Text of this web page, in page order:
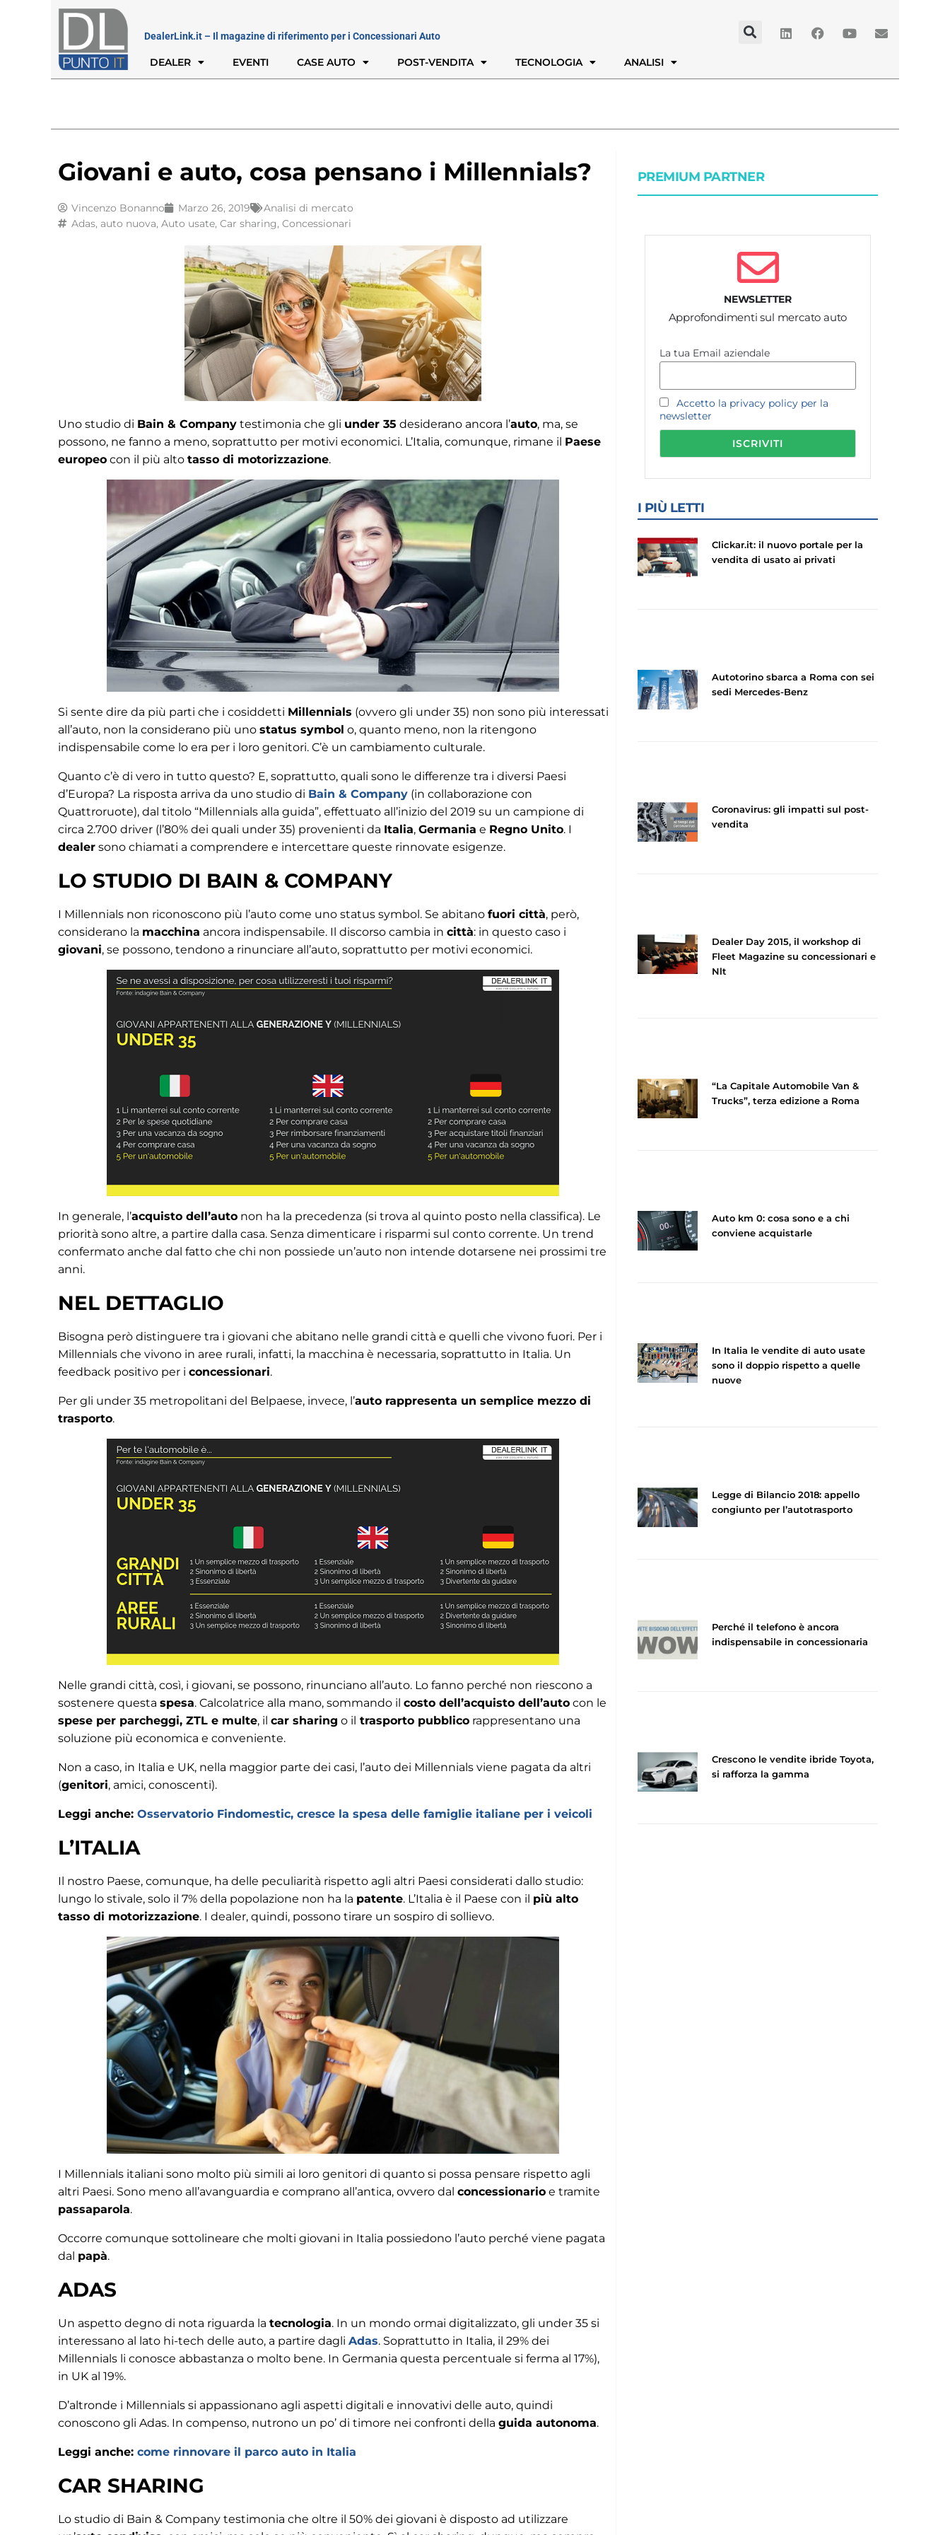
DealerLink.it – Il magazine di riferimento per i Concessionari Auto
DEALER EVENTI CASE AUTO POST-VENDITA TECNOLOGIA ANALISI
Giovani e auto, cosa pensano i Millennials?
Vincenzo Bonanno Marzo 26, 2019
Analisi di mercato
Adas, auto nuova, Auto usate, Car sharing, Concessionari
Uno studio di Bain & Company testimonia che gli under 35 desiderano ancora l’auto, ma, se
possono, ne fanno a meno, soprattutto per motivi economici. L’Italia, comunque, rimane il Paese
europeo con il più alto tasso di motorizzazione.
Si sente dire da più parti che i cosiddetti Millennials (ovvero gli under 35) non sono più interessati
all’auto, non la considerano più uno status symbol o, quanto meno, non la ritengono
indispensabile come lo era per i loro genitori. C’è un cambiamento culturale.
Quanto c’è di vero in tutto questo? E, soprattutto, quali sono le differenze tra i diversi Paesi
d’Europa? La risposta arriva da uno studio di Bain & Company (in collaborazione con
Quattroruote), dal titolo “Millennials alla guida”, effettuato all’inizio del 2019 su un campione di
circa 2.700 driver (l’80% dei quali under 35) provenienti da Italia, Germania e Regno Unito. I
dealer sono chiamati a comprendere e intercettare queste rinnovate esigenze.
LO STUDIO DI BAIN & COMPANY
I Millennials non riconoscono più l’auto come uno status symbol. Se abitano fuori città, però,
considerano la macchina ancora indispensabile. Il discorso cambia in città: in questo caso i
giovani, se possono, tendono a rinunciare all’auto, soprattutto per motivi economici.
In generale, l’acquisto dell’auto non ha la precedenza (si trova al quinto posto nella classifica). Le
priorità sono altre, a partire dalla casa. Senza dimenticare i risparmi sul conto corrente. Un trend
confermato anche dal fatto che chi non possiede un’auto non intende dotarsene nei prossimi tre
anni.
NEL DETTAGLIO
Bisogna però distinguere tra i giovani che abitano nelle grandi città e quelli che vivono fuori. Per i
Millennials che vivono in aree rurali, infatti, la macchina è necessaria, soprattutto in Italia. Un
feedback positivo per i concessionari.
Per gli under 35 metropolitani del Belpaese, invece, l’auto rappresenta un semplice mezzo di
trasporto.
Nelle grandi città, così, i giovani, se possono, rinunciano all’auto. Lo fanno perché non riescono a
sostenere questa spesa. Calcolatrice alla mano, sommando il costo dell’acquisto dell’auto con le
spese per parcheggi, ZTL e multe, il car sharing o il trasporto pubblico rappresentano una
soluzione più economica e conveniente.
Non a caso, in Italia e UK, nella maggior parte dei casi, l’auto dei Millennials viene pagata da altri
(genitori, amici, conoscenti).
Leggi anche: Osservatorio Findomestic, cresce la spesa delle famiglie italiane per i veicoli
L’ITALIA
Il nostro Paese, comunque, ha delle peculiarità rispetto agli altri Paesi considerati dallo studio:
lungo lo stivale, solo il 7% della popolazione non ha la patente. L’Italia è il Paese con il più alto
tasso di motorizzazione. I dealer, quindi, possono tirare un sospiro di sollievo.
I Millennials italiani sono molto più simili ai loro genitori di quanto si possa pensare rispetto agli
altri Paesi. Sono meno all’avanguardia e comprano all’antica, ovvero dal concessionario e tramite
passaparola.
Occorre comunque sottolineare che molti giovani in Italia possiedono l’auto perché viene pagata
dal papà.
ADAS
Un aspetto degno di nota riguarda la tecnologia. In un mondo ormai digitalizzato, gli under 35 si
interessano al lato hi-tech delle auto, a partire dagli Adas. Soprattutto in Italia, il 29% dei
Millennials li conosce abbastanza o molto bene. In Germania questa percentuale si ferma al 17%),
in UK al 19%.
D’altronde i Millennials si appassionano agli aspetti digitali e innovativi delle auto, quindi
conoscono gli Adas. In compenso, nutrono un po’ di timore nei confronti della guida autonoma.
Leggi anche: come rinnovare il parco auto in Italia
CAR SHARING
Lo studio di Bain & Company testimonia che oltre il 50% dei giovani è disposto ad utilizzare
PREMIUM PARTNER
NEWSLETTER
Approfondimenti sul mercato auto
La tua Email aziendale
Accetto la privacy policy per la
newsletter
I PIÙ LETTI
Clickar.it: il nuovo portale per la
vendita di usato ai privati
Autotorino sbarca a Roma con sei
sedi Mercedes-Benz
Coronavirus: gli impatti sul post-
vendita
Dealer Day 2015, il workshop di
Fleet Magazine su concessionari e
Nlt
“La Capitale Automobile Van &
Trucks”, terza edizione a Roma
Auto km 0: cosa sono e a chi
conviene acquistarle
In Italia le vendite di auto usate
sono il doppio rispetto a quelle
nuove
Legge di Bilancio 2018: appello
congiunto per l’autotrasporto
Perché il telefono è ancora
indispensabile in concessionaria
Crescono le vendite ibride Toyota,
si rafforza la gamma